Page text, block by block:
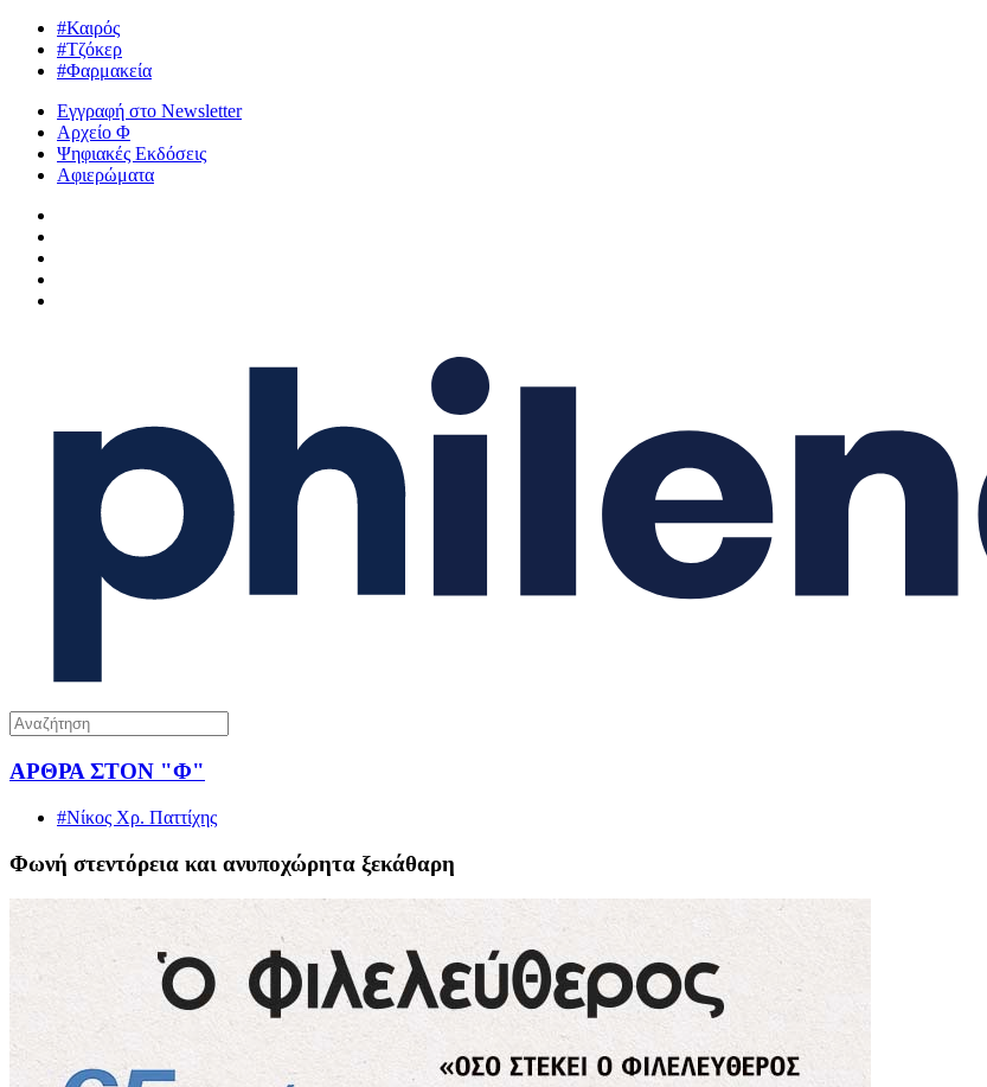
#Καιρός
#Τζόκερ
#Φαρμακεία
Εγγραφή στο Newsletter
Αρχείο Φ
Ψηφιακές Εκδόσεις
Αφιερώματα
ΑΡΘΡΑ ΣΤΟΝ "Φ"
#Νίκος Χρ. Παττίχης
Φωνή στεντόρεια και ανυποχώρητα ξεκάθαρη